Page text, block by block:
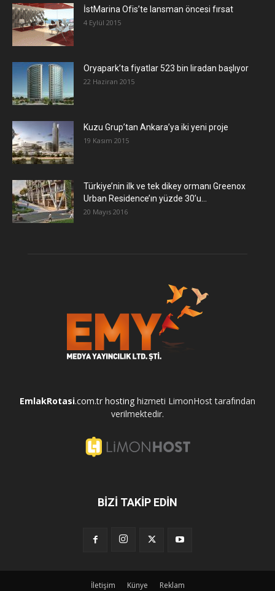
İstMarina Ofis’te lansman öncesi fırsat
4 Eylül 2015
Oryapark’ta fiyatlar 523 bin liradan başlıyor
22 Haziran 2015
​Kuzu Grup’tan Ankara’ya iki yeni proje
19 Kasım 2015
Türkiye’nin ilk ve tek dikey ormanı Greenox
Urban Residence’ın yüzde 30’u...
20 Mayıs 2016
EmlakRotasi.com.tr hosting hizmeti LimonHost tarafından
verilmektedir.
BİZİ TAKİP EDİN
İletişim Künye Reklam